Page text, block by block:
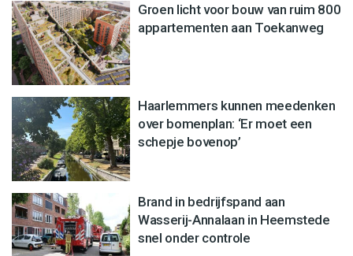
Groen licht voor bouw van ruim 800
appartementen aan Toekanweg
Haarlemmers kunnen meedenken
over bomenplan: ‘Er moet een
schepje bovenop’
Brand in bedrijfspand aan
Wasserij-Annalaan in Heemstede
snel onder controle